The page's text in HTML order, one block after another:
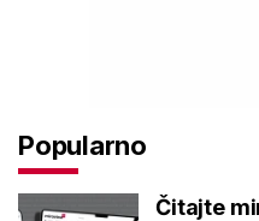
Popularno
Čitajte